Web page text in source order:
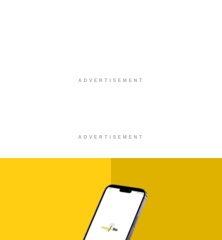
ADVERTISEMENT
ADVERTISEMENT